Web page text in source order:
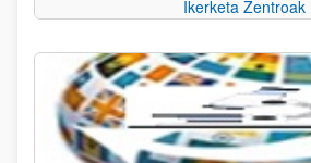
Ikerketa Zentroak